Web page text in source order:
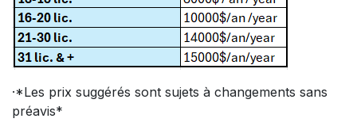
·*Les prix suggérés sont sujets à changements sans
préavis*